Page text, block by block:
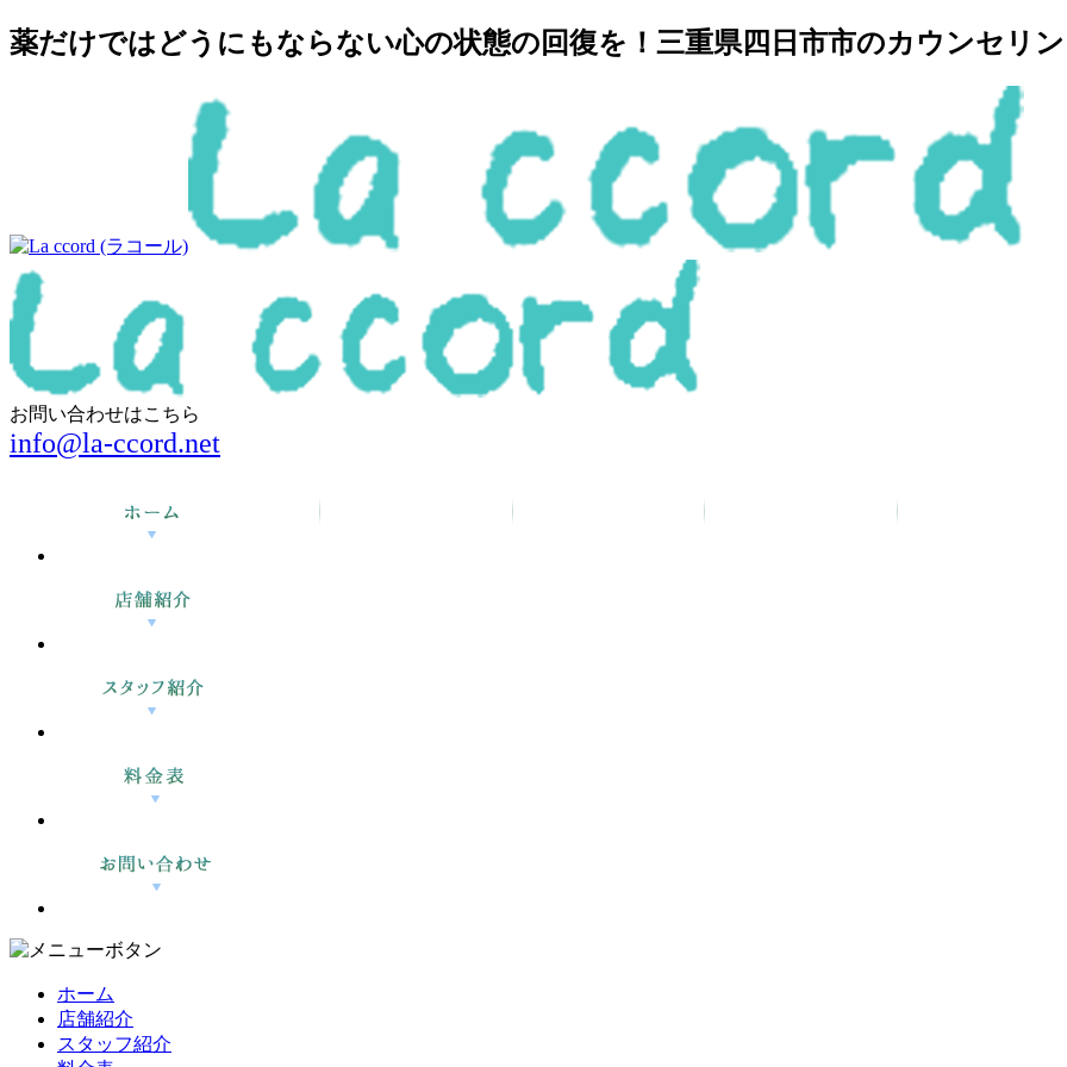
薬だけではどうにもならない心の状態の回復を！三重県四日市市のカウンセリ
お問い合わせはこちら
info@la-ccord.net
ホーム
店舗紹介
スタッフ紹介